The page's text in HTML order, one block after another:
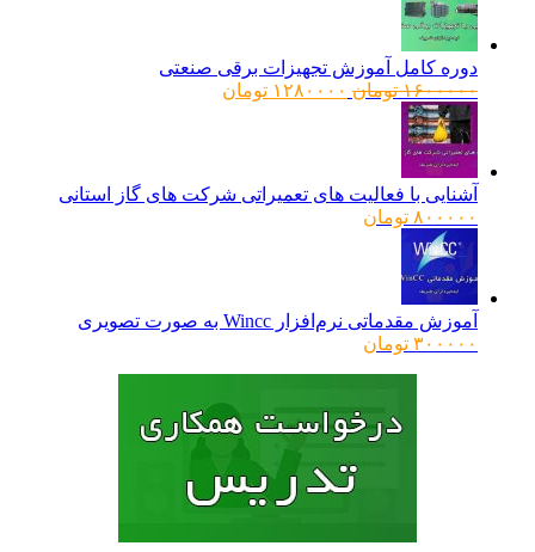
دوره کامل آموزش تجهیزات برقی صنعتی
۱۶۰۰۰۰۰ تومانقیمت
۱۲۸۰۰۰۰ تومانقیمت
آشنایی با فعالیت های تعمیراتی شرکت های گاز استانی
۸۰۰۰۰۰ تومان
آموزش مقدماتی نرم‌افزار Wincc به صورت تصویری
۳۰۰۰۰۰ تومان